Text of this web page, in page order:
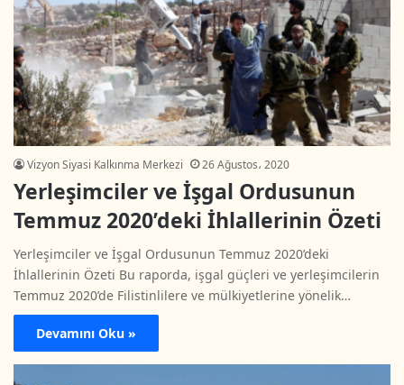
Vizyon Siyasi Kalkınma Merkezi 26 Ağustos، 2020
Yerleşimciler ve İşgal Ordusunun
Temmuz 2020’deki İhlallerinin Özeti
Yerleşimciler ve İşgal Ordusunun Temmuz 2020’deki
İhlallerinin Özeti Bu raporda, işgal güçleri ve yerleşimcilerin
Temmuz 2020’de Filistinlilere ve mülkiyetlerine yönelik…
Devamını Oku »